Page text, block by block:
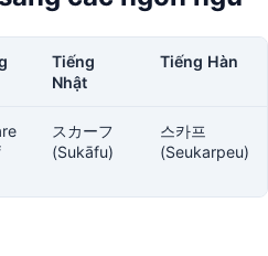
Tiếng
Nhật
Tiếng Hàn
スカーフ
(Sukāfu)
스카프
(Seukarpeu)